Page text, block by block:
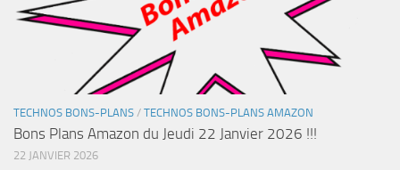
TECHNOS BONS-PLANS / TECHNOS BONS-PLANS AMAZON
Bons Plans Amazon du Jeudi 22 Janvier 2026 !!!
22 JANVIER 2026